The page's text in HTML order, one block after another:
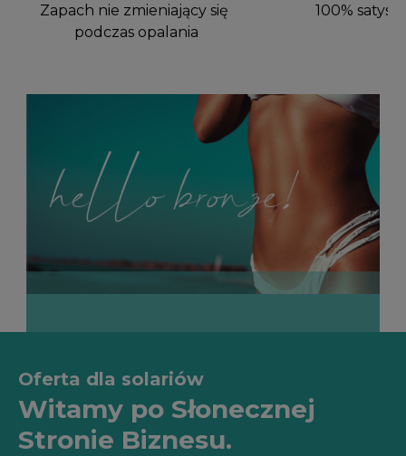
Zapach nie zmieniający się
podczas opalania
100%
Oferta dla solariów
Witamy po Słonecznej
Stronie Biznesu.